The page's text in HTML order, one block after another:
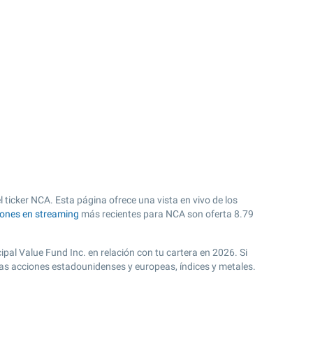
ticker NCA. Esta página ofrece una vista en vivo de los
en streaming más recientes para NCA son oferta 8.79
Value Fund Inc. en relación con tu cartera en 2026. Si
acciones estadounidenses y europeas, índices y metales.